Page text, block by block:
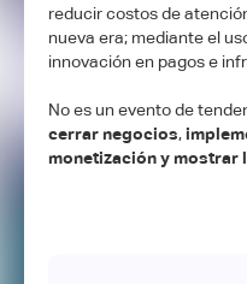
reducir costos de
nueva era; mediante el
innovación en pagos e
No es un evento de
cerrar negocios,
monetización y mostrar